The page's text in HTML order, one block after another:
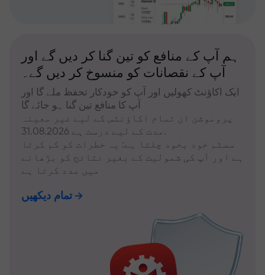
ہم آپ کے منافع کو تین گنا کر دیں گے اور
آپ کے نقصانات کو منسوخ کر دیں گے۔
ایک اکاؤنٹ کھولیں اور آپ کو خودکار تحفظ ملے گا اور
آپ کا منافع تین گنا ہو جائے گا
پروموشن ان تمام اکاؤنٹس کے لیے غیر معینہ
مدت کے لیے درست ہے 31.08.2026.
سسٹم خود بخود چلتا ہے: یہ خطرات کو کم کرتا
ہے اور آپ کی شمولیت کے بغیر نتائج کو بڑھانے
میں مدد کرتا ہے
تمام دیکھیں